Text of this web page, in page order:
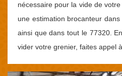
nécessaire pour la vide de
une estimation brocanteur
ainsi que dans tout le 77320.
vider votre grenier, faites appel